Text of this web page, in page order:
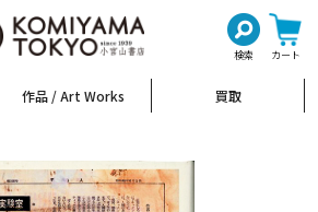
検索 カート
作品 / Art Works 買取